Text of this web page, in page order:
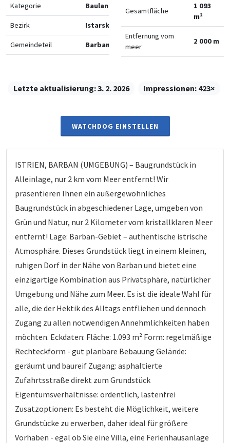
Kategorie Bauland
Bezirk Istarska
Gemeindeteil Barban
Gesamtfläche
1 093
m²
Entfernung vom
meer
2 000 m
Letzte aktualisierung:3. 2. 2026 Impressionen: 423×
WATCHDOG EINSTELLEN
ISTRIEN, BARBAN (UMGEBUNG) – Baugrundstück in
Alleinlage, nur 2 km vom Meer entfernt! Wir
präsentieren Ihnen ein außergewöhnliches
Baugrundstück in abgeschiedener Lage, umgeben von
Grün und Natur, nur 2 Kilometer vom kristallklaren Meer
entfernt! Lage: Barban-Gebiet – authentische istrische
Atmosphäre. Dieses Grundstück liegt in einem kleinen,
ruhigen Dorf in der Nähe von Barban und bietet eine
einzigartige Kombination aus Privatsphäre, natürlicher
Umgebung und Nähe zum Meer. Es ist die ideale Wahl für
alle, die der Hektik des Alltags entfliehen und dennoch
Zugang zu allen notwendigen Annehmlichkeiten haben
möchten. Eckdaten: Fläche: 1.093 m² Form: regelmäßige
Rechteckform - gut planbare Bebauung Gelände:
geräumt und baureif Zugang: asphaltierte
Zufahrtsstraße direkt zum Grundstück
Eigentumsverhältnisse: ordentlich, lastenfrei
Zusatzoptionen: Es besteht die Möglichkeit, weitere
Grundstücke zu erwerben, daher ideal für größere
Vorhaben - egal ob Sie eine Villa, eine Ferienhausanlage